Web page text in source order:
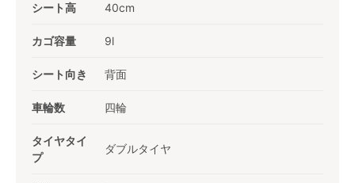
シート高 40cm
カゴ容量 9l
シート向き 背面
車輪数 四輪
タイヤタイ
プ
ダブルタイヤ